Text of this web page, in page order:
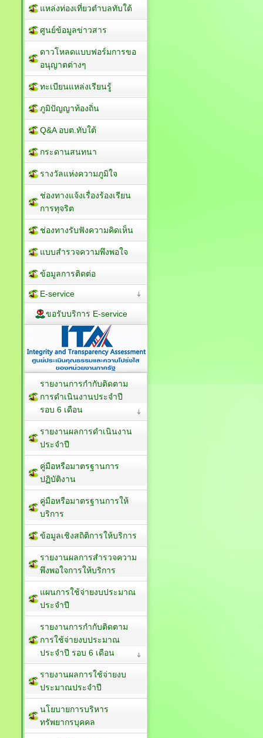
แหล่งท่องเที่ยวตำบลทับใต้
ศูนย์ข้อมูลข่าวสาร
ดาวโหลดแบบฟอร์มการขอ
อนุญาตต่างๆ
ทะเบียนแหล่งเรียนรู้
ภูมิปัญญาท้องถิ่น
Q&A อบต.ทับใต้
กระดานสนทนา
รางวัลแห่งความภูมิใจ
ช่องทางแจ้งเรื่องร้องเรียน
การทุจริต
ช่องทางรับฟังความคิดเห็น
แบบสำรวจความพึงพอใจ
ข้อมูลการติดต่อ
E-service
ขอรับบริการ E-service
รายงานการกำกับติดตาม
การดำเนินงานประจำปี
รอบ 6 เดือน
รายงานผลการดำเนินงาน
ประจำปี
คู่มือหรือมาตรฐานการ
ปฏิบัติงาน
คู่มือหรือมาตรฐานการให้
บริการ
ข้อมูลเชิงสถิติการให้บริการ
รายงานผลการสำรวจความ
พึงพอใจการให้บริการ
แผนการใช้จ่ายงบประมาณ
ประจำปี
รายงานการกำกับติดตาม
การใช้จ่ายงบประมาณ
ประจำปี รอบ 6 เดือน
รายงานผลการใช้จ่ายงบ
ประมาณประจำปี
นโยบายการบริหาร
ทรัพยากรบุคคล